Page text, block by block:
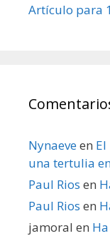
Artículo para
Nynaeveen
una tertulia
Paul Rios en
Paul Rios en
jamoral en